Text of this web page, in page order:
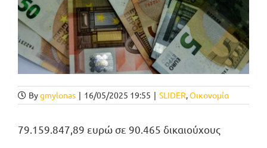
Bygmylonas | 16/05/2025 19:55 | SLIDER,Οικονομία
79.159.847,89 ευρώ σε 90.465 δικαιούχους